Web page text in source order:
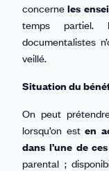
concerne les
temps partiel.
documentalistes
veillé.
Situation du
On peut
lorsqu’on esten
dans l’une de
parental ;